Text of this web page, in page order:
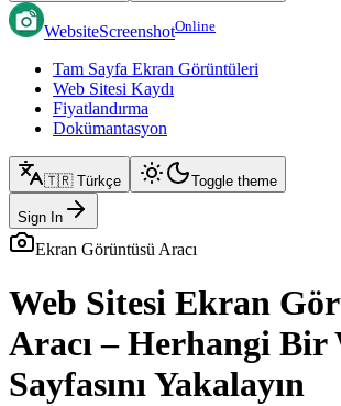
WebsiteScreenshotOnline
Tam Sayfa Ekran Görüntüleri
Web Sitesi Kaydı
Fiyatlandırma
Dokümantasyon
🇹🇷 Türkçe Toggle theme
Sign In
Ekran Görüntüsü Aracı
Web Sitesi Ekran
Aracı – Herhangi Bir
Sayfasını Yakalayın